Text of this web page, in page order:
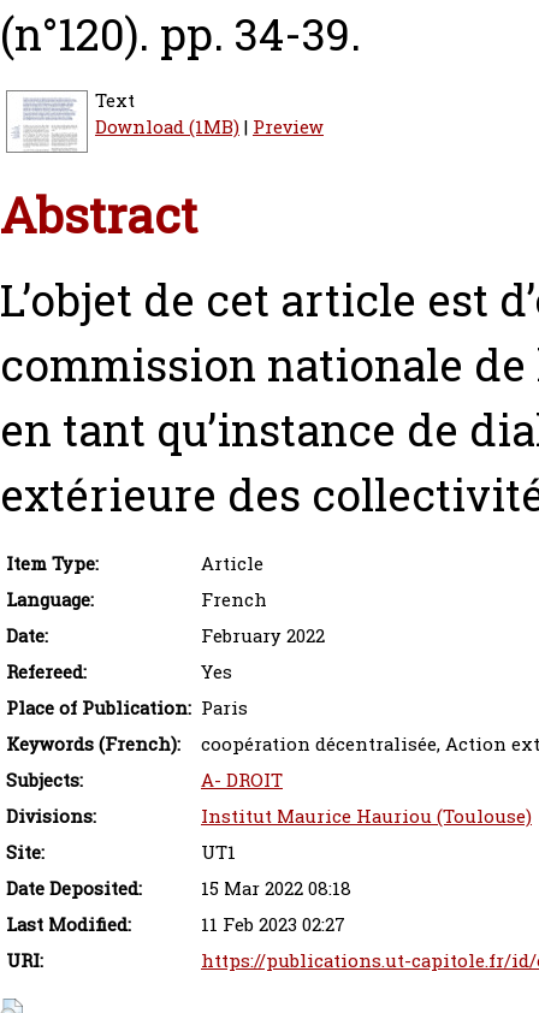
(n°120). pp. 34-39.
Text
Download (1MB)| Preview
Abstract
L’objet de cet article est
commission nationale
en tant qu’instance de
extérieure des
Item Type:
Article
Language:
French
Date:
February 2022
Refereed:
Yes
Place of Publication: Paris
Keywords (French):
coopération décentralisée, Action
Subjects:
A- DROIT
Divisions:
Institut Maurice Hauriou (Toulouse)
Site:
UT1
Date Deposited:
15 Mar 2022 08:18
Last Modified:
11 Feb 2023 02:27
URI:
https://publications.ut-capitole.fr/